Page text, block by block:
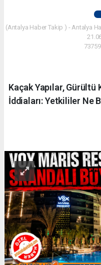
(Antalya Haber Takip ) - Antalya
Kaçak Yapılar,
İddiaları: Yetkililer Ne